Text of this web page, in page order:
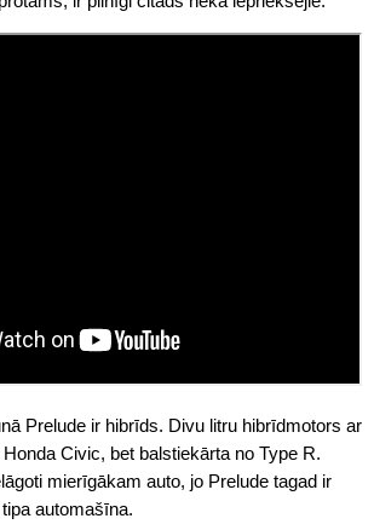
Prelude ir hibrīds. Divu litru hibrīdmotors ar
Civic, bet balstiekārta no Type R.
mierīgākam auto, jo Prelude tagad ir
automašīna.